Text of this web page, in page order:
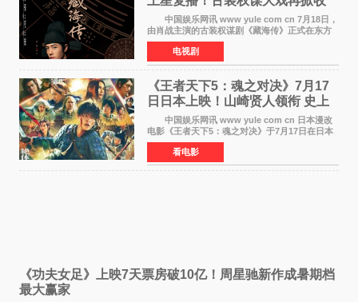
视热潮
中国娱乐网讯 www yule com cn 7月18日，
由肖战主演的古装权谋剧《藏海传》正式在东方
卫视上星复播，引发广泛关注。该剧此前已在网
络平台播出，凭借精良制作和紧凑剧情收获不俗
口碑，此次上
电视剧
《王者天下5：魂之对决》7月17
日日本上映！山崎贤人领衔 史上
最大“函谷关防卫战”
中国娱乐网讯 www yule com cn 日本漫改
电影《王者天下5：魂之对决》于7月17日在日本
全国上映。这部由佐藤信介执导、山崎贤人主演
的历史动作片，改编自原泰久同名人气漫画，继
续讲述信和漂
看电影
《功夫女足》上映7天票房破10亿！周星驰新作成暑期档
最大赢家